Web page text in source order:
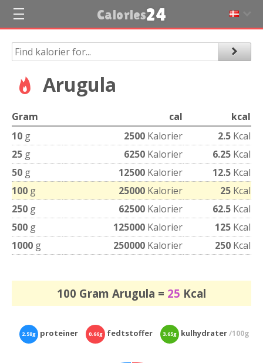
Calories24
Arugula
Gram cal
kcal
10 g 2500 Kalorier 2.5 Kcal
25 g 6250 Kalorier 6.25 Kcal
50 g 12500 Kalorier 12.5 Kcal
100 g 25000 Kalorier 25 Kcal
250 g 62500 Kalorier 62.5 Kcal
500 g 125000 Kalorier 125 Kcal
1000 g 250000 Kalorier 250 Kcal
100 Gram Arugula = 25 Kcal
2.58g proteiner 0.66g fedtstoffer 3.65g kulhydrater/100g